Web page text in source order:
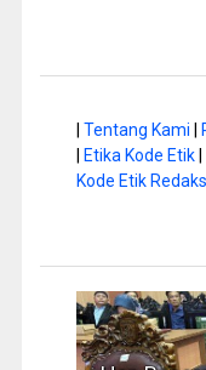
Tentang Kami
Etika Kode Etik|
Kode Etik